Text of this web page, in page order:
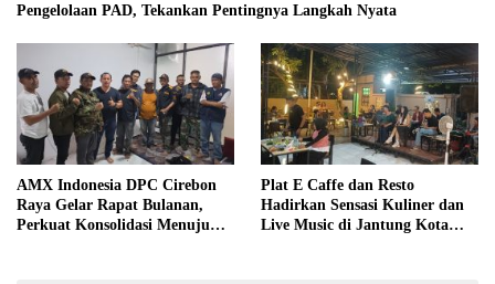
Pengelolaan PAD, Tekankan Pentingnya Langkah Nyata
AMX Indonesia DPC Cirebon
Raya Gelar Rapat Bulanan,
Perkuat Konsolidasi Menuju
Plat E Caffe dan Resto
Hadirkan Sensasi Kuliner dan
Live Music di Jantung Kota